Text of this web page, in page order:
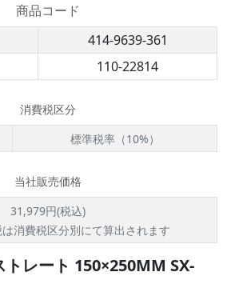
商品コード
414-9639-361
110-22814
消費税区分
標準税率（10%）
当社販売価格
31,979円(税込)
消費税区分別にて算出されます
レート 150×250MM SX-